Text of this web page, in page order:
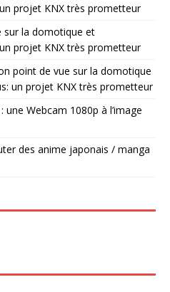
projet KNX très prometteur
sur la domotique et
projet KNX très prometteur
point de vue sur la domotique
un projet KNX très prometteur
une Webcam 1080p à l’image
des anime japonais / manga